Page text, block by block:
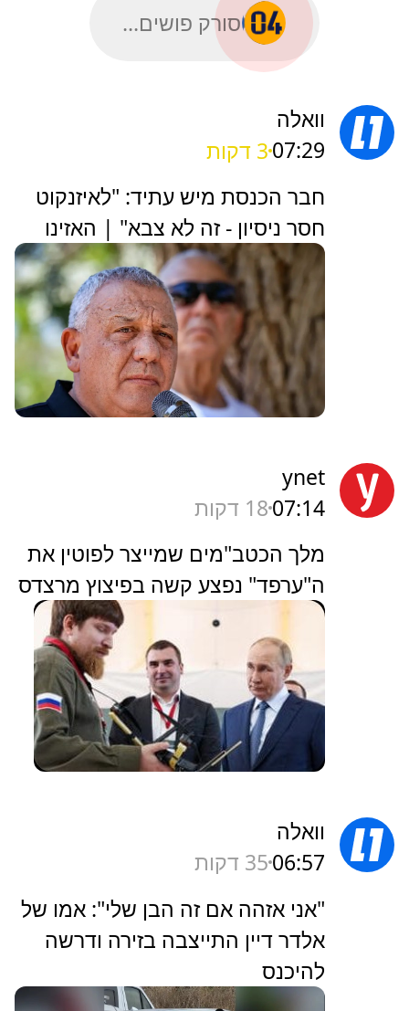
סורק פושים...
וואלה
07:293 דקות
חבר הכנסת מיש עתיד: "לאיזנקוט
חסר ניסיון - זה לא צבא" | האזינו
ynet
07:1418 דקות
מלך הכטב"מים שמייצר לפוטין את
ה"ערפד" נפצע קשה בפיצוץ מרצדס
וואלה
06:5735 דקות
"אני אזהה אם זה הבן שלי": אמו של
אלדר דיין התייצבה בזירה ודרשה
להיכנס